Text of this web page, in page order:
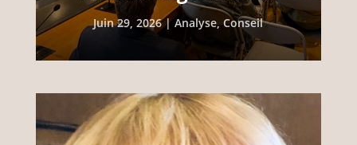
Juin 29, 2026|Analyse,Conseil